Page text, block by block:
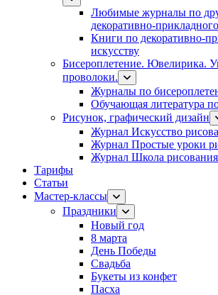
Любимые журналы по
декоративно-
Книги по декоративно-
искусству
Бисероплетение. Ювелирика.
проволоки.
Журналы по
Обучающая литература
Рисунок, графический дизайн
Журнал Искусство
Журнал Простые уроки
Журнал Школа
Тарифы
Статьи
Мастер-классы
Праздники
Новый год
8 марта
День Победы
Свадьба
Букеты из конфет
Пасха